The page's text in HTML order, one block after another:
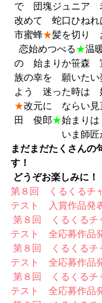
で　団塊ジュニア
改めて　蛇口ひね
市蜜蜂★髪を切り
恋始めつべる★温
の　始まりか笹森　
族の幸を　願いたい
よう　迷った時は
★改元に　ならい
田　俊郎★始まり
いま師
まだまだたくさんの
す！
どうぞお楽しみに！
第８回　くるくるチ
テスト　入賞作品発
第８回　くるくるチ
テスト　全応募作品
第８回　くるくるチ
テスト　全応募作品
第８回　くるくるチ
テスト　全応募作品